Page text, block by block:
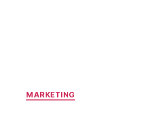
Catégories
MARKETING